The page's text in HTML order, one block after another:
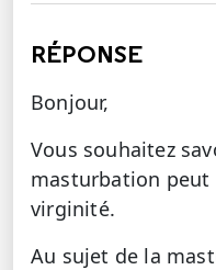
RÉPONSE
Bonjour,
Vous souhaitez
masturbation peut
virginité.
Au sujet de la